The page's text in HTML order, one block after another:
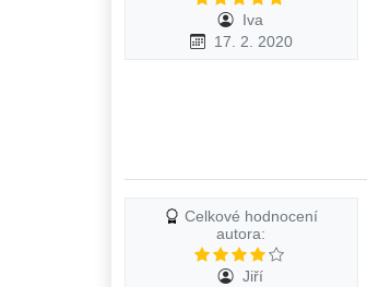
Iva
17. 2. 2020
Celkové hodnocení
autora:
Jiří